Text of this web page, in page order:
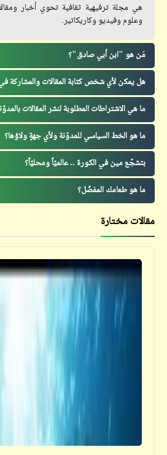
هي مجلة ترفيهية ثقافية تحوي أخبار
وعلوم وفيديو وكاريكاتير.
مَن هو "ابن أبي صادق"؟
هل يمكن لأي شخص كتابة المقالات والمشاركة
ما هي الاشتراطات المطلوبة لنشر المقالات
ما هو الخط السياسي للمدوّنة ولأي جهةٍ ولاؤها؟
بتشجّع مين في الكورة .. عالميّاً ومحليّاً؟
ما هو طعامك المفضّل؟
مقالات مختارة